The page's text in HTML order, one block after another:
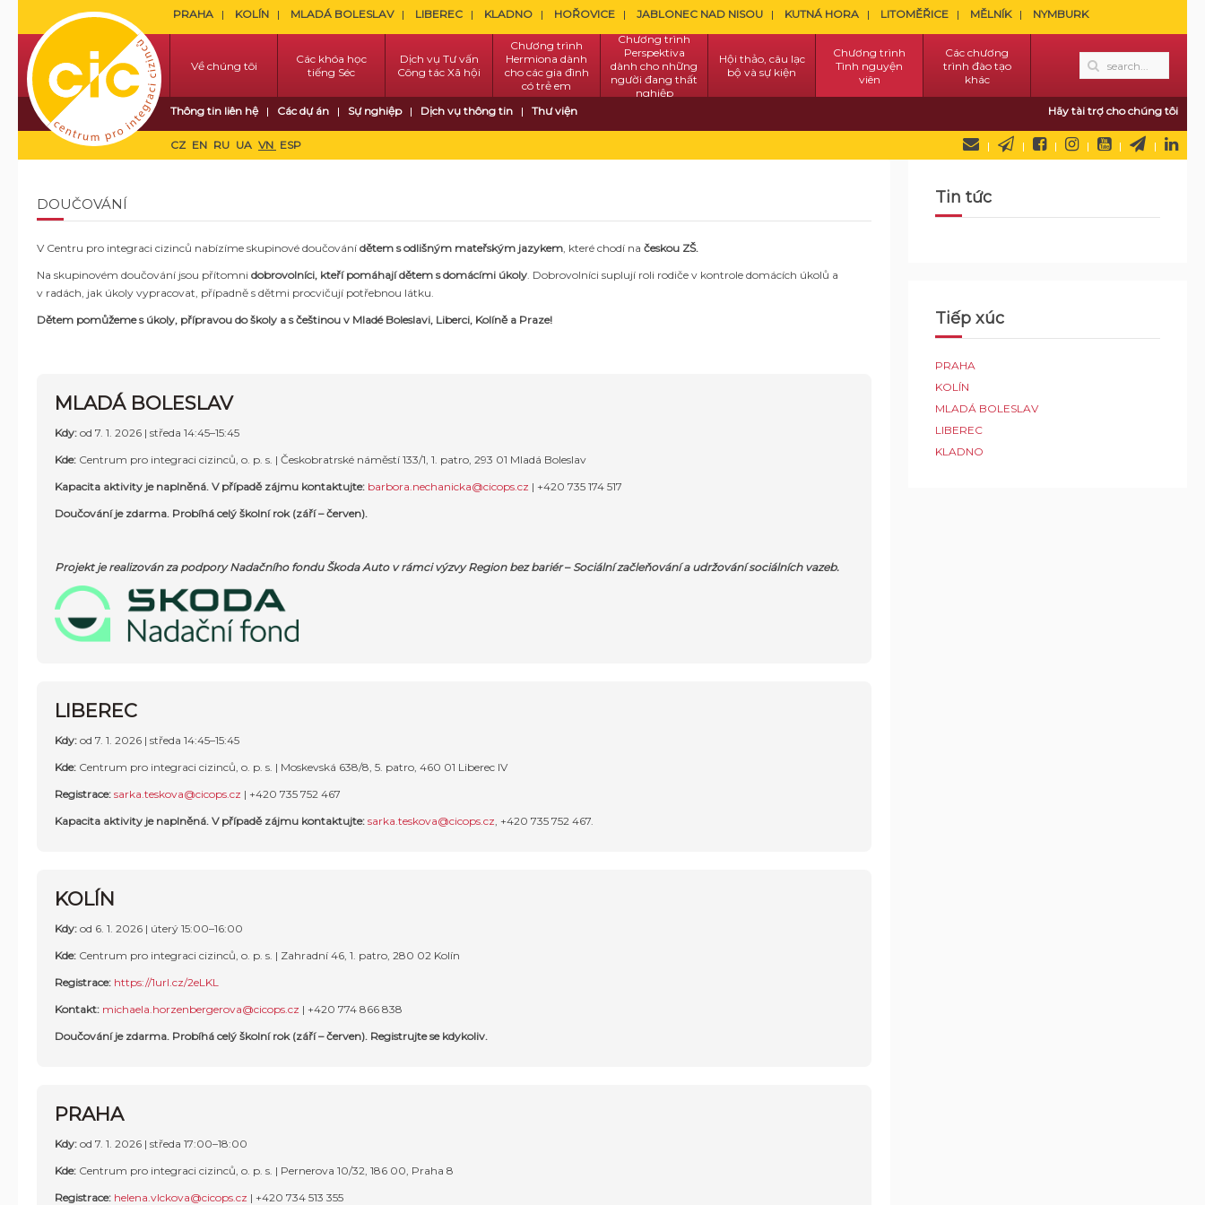
PRAHA KOLÍN MLADÁ BOLESLAV LIBEREC KLADNO HOŘOVICE JABLONEC NAD NISOU KUTNÁ HORA LITOMĚŘICE MĚLNÍK NYMBURK
Về chúng tôi
Các khóa học
tiếng Séc
Dịch vụ Tư vấn
Công tác Xã hội
Chương trình
Hermiona dành
cho các gia đình
có trẻ em
Chương trình
Perspektiva
dành cho những
người đang thất
nghiệp
Hội thảo, câu lạc
bộ và sự kiện
Chương trình
Tình nguyện
viên
Các chương
trình đào tạo
khác
Thông tin liên hệ Các dự án Sự nghiệp Dịch vụ thông tin Thư viện Hãy tài trợ cho chúng tôi
CZ EN RU UA VN ESP
DOUČOVÁNÍ
V Centru pro integraci cizinců nabízíme skupinové doučování dětem s odlišným mateřským jazykem, které chodí na českou ZŠ.
Na skupinovém doučování jsou přítomni dobrovolníci, kteří pomáhají dětem s domácími úkoly. Dobrovolníci suplují roli rodiče v kontrole domácích úkolů a
v radách, jak úkoly vypracovat, případně s dětmi procvičují potřebnou látku.
Dětem pomůžeme s úkoly, přípravou do školy a s češtinou v Mladé Boleslavi, Liberci, Kolíně a Praze!
MLADÁ BOLESLAV
Kdy: od 7. 1. 2026 | středa 14:45–15:45
Kde: Centrum pro integraci cizinců, o. p. s. | Českobratrské náměstí 133/1, 1. patro, 293 01 Mladá Boleslav
Kapacita aktivity je naplněná. V případě zájmu kontaktujte: barbora.nechanicka@cicops.cz | +420 735 174 517
Doučování je zdarma. Probíhá celý školní rok (září – červen).
Projekt je realizován za podpory Nadačního fondu Škoda Auto v rámci výzvy Region bez bariér–Sociální začleňování a udržování sociálních vazeb.
LIBEREC
Kdy: od 7. 1. 2026 | středa 14:45–15:45
Kde: Centrum pro integraci cizinců, o. p. s. | Moskevská 638/8, 5. patro, 460 01 Liberec IV
Registrace: sarka.teskova@cicops.cz | +420 735 752 467
Kapacita aktivity je naplněná. V případě zájmu kontaktujte: sarka.teskova@cicops.cz, +420 735 752 467.
KOLÍN
Kdy: od 6. 1. 2026 | úterý 15:00–16:00
Kde: Centrum pro integraci cizinců, o. p. s. | Zahradní 46, 1. patro, 280 02 Kolín
Registrace: https://1url.cz/2eLKL
Kontakt: michaela.horzenbergerova@cicops.cz | +420 774 866 838
Doučování je zdarma. Probíhá celý školní rok (září – červen). Registrujte se kdykoliv.
PRAHA
Kdy: od 7. 1. 2026 | středa 17:00–18:00
Kde: Centrum pro integraci cizinců, o. p. s. | Pernerova 10/32, 186 00, Praha 8
Registrace: helena.vlckova@cicops.cz | +420 734 513 355
Tin tức
Tiếp xúc
PRAHA
KOLÍN
MLADÁ BOLESLAV
LIBEREC
KLADNO